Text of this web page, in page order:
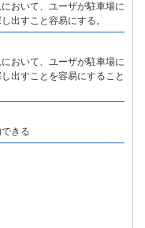
おいて、ユーザが駐車場に
出すこと容易にする。
おいて、ユーザが駐車場に
出すことを容易にすること
きる